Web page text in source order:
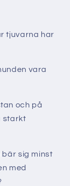
tjuvarna har
vara
och på
starkt
bär sig minst
med